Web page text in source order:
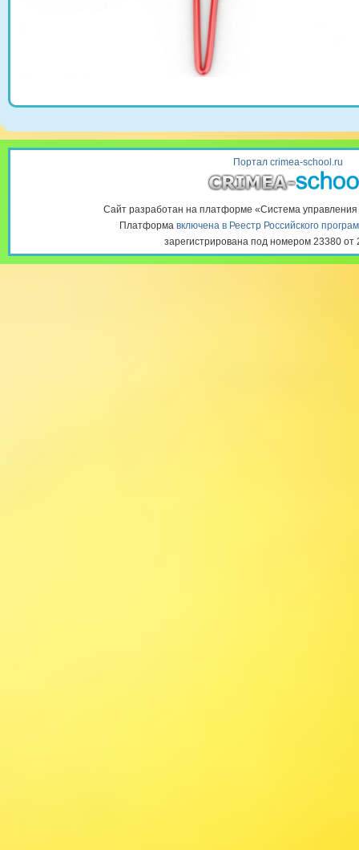
Портал crimea-school.ru
Сайт разработан на платформе «Система
Платформа включена в Реестр Российского
зарегистрирована под номером 23380 от